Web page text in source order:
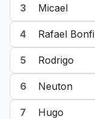
3 Micael
4 Rafael
5 Rodrigo
6 Neuton
7 Hugo